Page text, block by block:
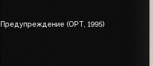
Предупреждение (ОРТ, 1995)